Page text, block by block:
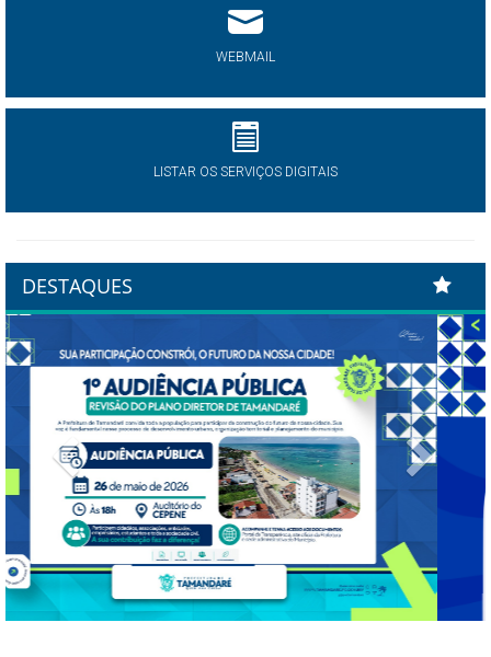
WEBMAIL
LISTAR OS SERVIÇOS DIGITAIS
DESTAQUES
Previous Next